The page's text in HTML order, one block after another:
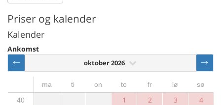
Priser og kalender
Kalender
Ankomst
oktober 2026
ma ti on to fr lø
sø
40
1 2 3 4